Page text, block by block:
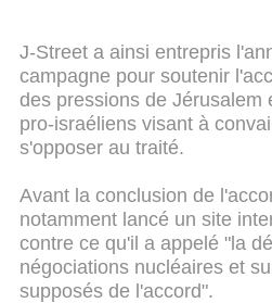
J-Street a ainsi entrepris
campagne pour soutenir
des pressions de Jérusalem
pro-israéliens visant à
s'opposer au traité.
Avant la conclusion de
notamment lancé un site
contre ce qu'il a appelé "la
négociations nucléaires et
supposés de l'accord".